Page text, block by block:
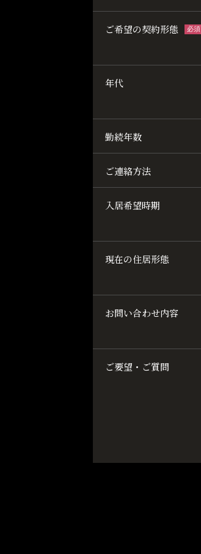
ご希望の契約形態 必須
年代
勤続年数
ご連絡方法
入居希望時期
現在の住居形態
お問い合わせ内容
ご要望・ご質問